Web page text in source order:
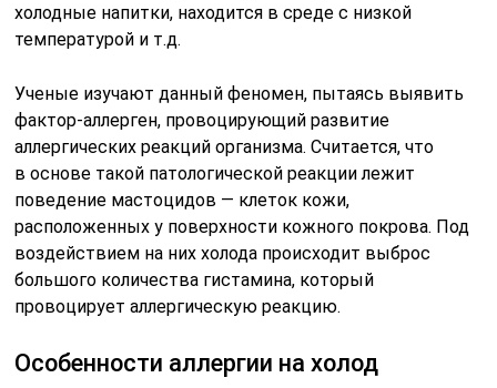
холодные напитки, находится в среде с низкой
температурой и т.д.
Ученые изучают данный феномен, пытаясь выявить
фактор-аллерген, провоцирующий развитие
аллергических реакций организма. Считается, что
в основе такой патологической реакции лежит
поведение мастоцидов — клеток кожи,
расположенных у поверхности кожного покрова. Под
воздействием на них холода происходит выброс
большого количества гистамина, который
провоцирует аллергическую реакцию.
Особенности аллергии на холод